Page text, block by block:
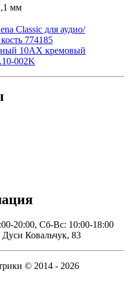
мм
Classic для аудио/
774185
10АХ кремовый
002K
20:00, Сб-Вс: 10:00-18:00
Ковальчук, 83
© 2014 - 2026